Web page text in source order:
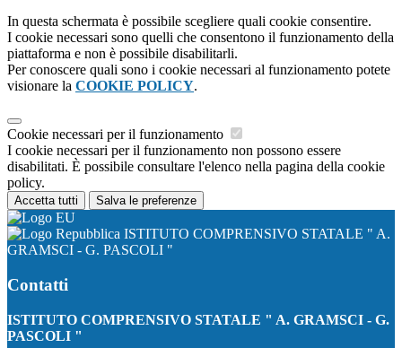
In questa schermata è possibile scegliere quali cookie consentire.
I cookie necessari sono quelli che consentono il funzionamento della
piattaforma e non è possibile disabilitarli.
Per conoscere quali sono i cookie necessari al funzionamento potete
visionare la COOKIE POLICY.
Cookie necessari per il funzionamento
I cookie necessari per il funzionamento non possono essere
disabilitati. È possibile consultare l'elenco nella pagina della cookie
policy.
Accetta tutti Salva le preferenze
ISTITUTO COMPRENSIVO STATALE " A.
GRAMSCI - G. PASCOLI "
Contatti
ISTITUTO COMPRENSIVO STATALE " A. GRAMSCI - G.
PASCOLI "